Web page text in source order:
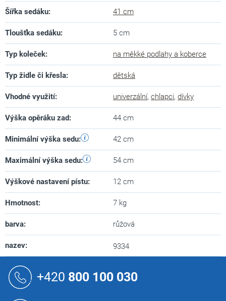
Šířka sedáku: 41 cm
Tloušťka sedáku: 5 cm
Typ koleček: na měkké podlahy a koberce
Typ židle či křesla: dětská
Vhodné využití: univerzální, chlapci, dívky
Výška opěráku zad: 44 cm
Minimální výška sedu: 42 cm
Maximální výška sedu: 54 cm
Výškové nastavení pístu: 12 cm
Hmotnost: 7 kg
barva: růžová
nazev: 9334
+420 800 100 030